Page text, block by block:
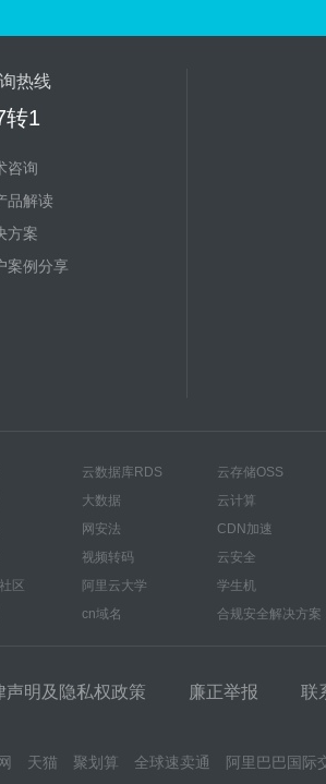
热线
转1
咨询
品解读
方案
案例分享
云数据库RDS
云存储OSS
大数据
云计算
网安法
CDN加速
视频转码
云安全
区 阿里云大学
学生机
cn域名 合规安全解决方案
声明及隐私权政策 廉正举报 联
天猫 聚划算 全球速卖通
阿里巴巴国际